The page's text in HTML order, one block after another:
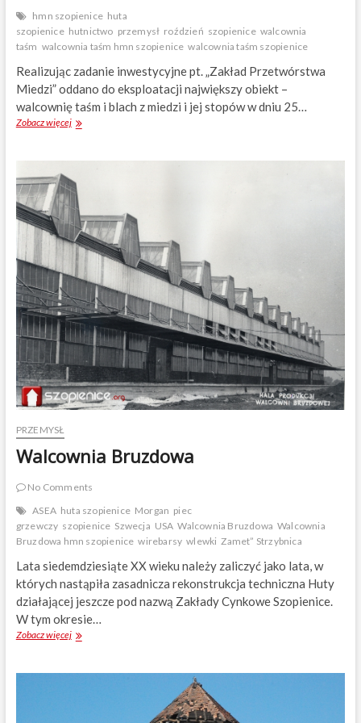
e
n
i
a
c
h
w
e
g
w
ł
a
ś
c
i
e
l
a
hmn szopienice huta
szopienice hutnictwo przemysł roździeń szopienice walcownia
taśm walcownia taśm hmn szopienice walcownia taśm szopienice
Realizując zadanie inwestycyjne pt. „Zakład Przetwórstwa
Miedzi” oddano do eksplo­atacji największy obiekt –
walcownię taśm i blach z miedzi i jej stopów w dniu 25…
Zobacz więcejW
o
w
n
i
a
ś
m
PRZEMYSŁ
Walcownia Bruzdowa
No Comments
ASEA huta szopienice Morgan piec
grzewczy szopienice Szwecja USA Walcownia Bruzdowa Walcownia
Bruzdowa hmn szopienice wirebarsy wlewki Zamet” Strzybnica
Lata siedemdziesiąte XX wieku należy zali­czyć jako lata, w
których nastąpiła zasad­nicza rekonstrukcja techniczna Huty
działającej jeszcze pod nazwą Zakłady Cynkowe Szopienice.
W tym okresie…
Zobacz więcejW